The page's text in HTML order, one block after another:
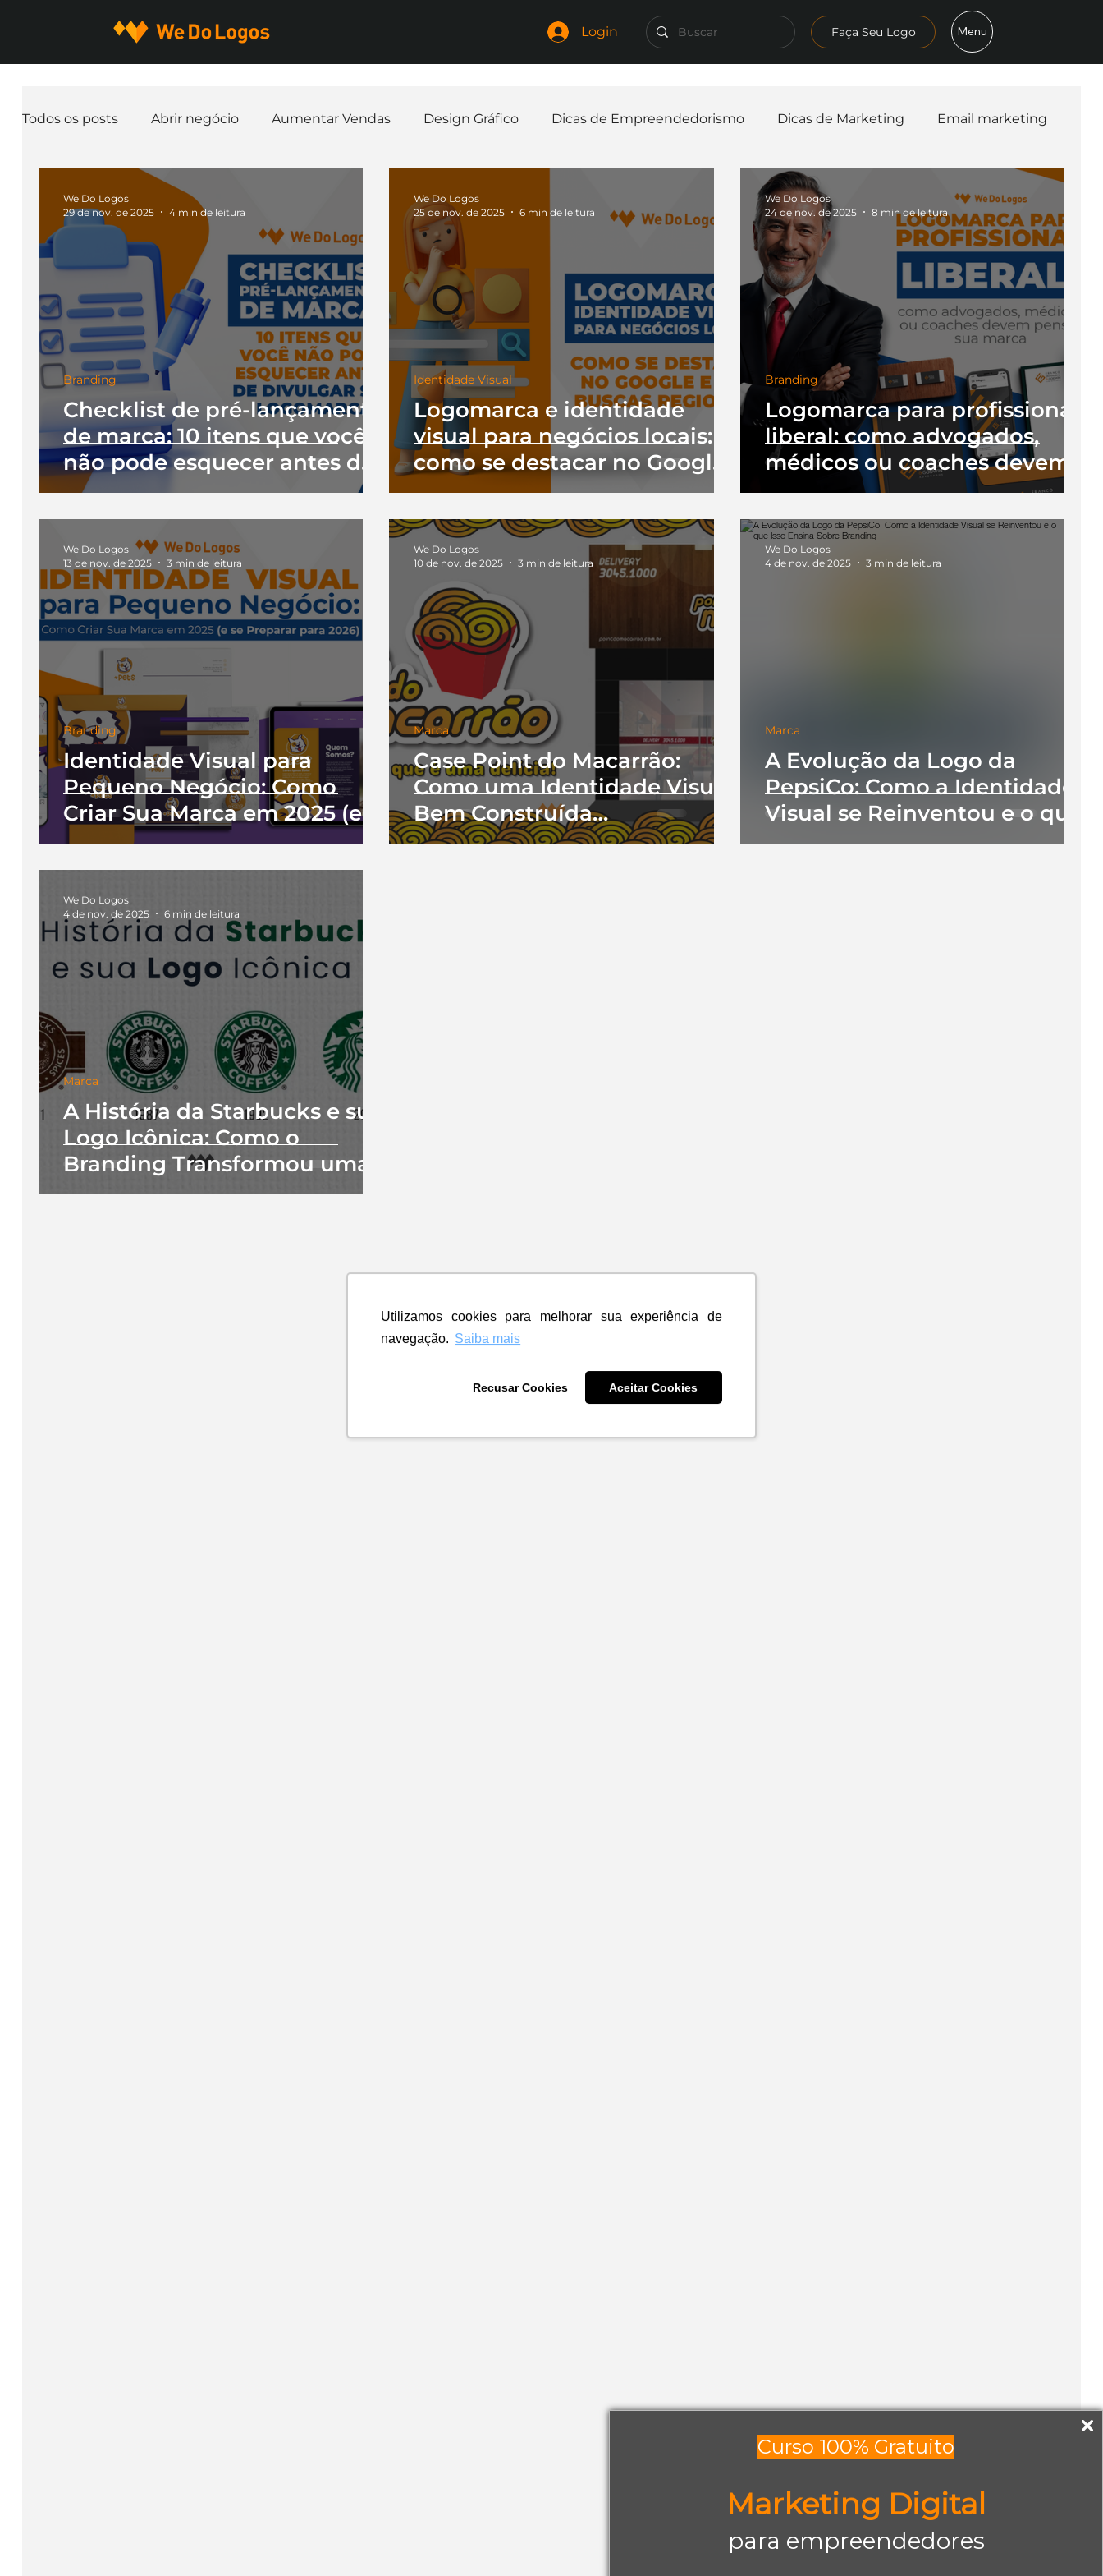
Curso 100% Gratuito
Marketing Digital
para empreendedores
Utilizamos cookies para melhorar sua experiência de
navegação. Saiba mais
Recusar Cookies Aceitar Cookies
Login Faça Seu Logo Menu
Todos os posts Abrir negócio Aumentar Vendas Design Gráfico Dicas de Empreendedorismo Dicas de Marketing Email marketing
Expandir negócio Logo
Mascotes Slogan Papelaria Curiosidades Inteligência Artificial Embalagens
nome de empresa Branding
Checklist de pré-lançamento
de marca: 10 itens que você
não pode esquecer antes de
divulgar sua logomarca
Branding
We Do Logos
29 de nov. de 2025
4 min de leitura
Logomarca e identidade
visual para negócios locais:
como se destacar no Google
e nas buscas regionais
Identidade Visual
We Do Logos
25 de nov. de 2025
6 min de leitura
Logomarca para profissional
liberal: como advogados,
médicos ou coaches devem
pensar sua marca
Branding
We Do Logos
24 de nov. de 2025
8 min de leitura
Identidade Visual para
Pequeno Negócio: Como
Criar Sua Marca em 2025 (e
se Preparar para 2026)
Branding
We Do Logos
13 de nov. de 2025
3 min de leitura
Case Point do Macarrão:
Como uma Identidade Visual
Bem Construída
Transformou um Restaurante
Marca
We Do Logos
10 de nov. de 2025
3 min de leitura
A Evolução da Logo da
PepsiCo: Como a Identidade
Visual se Reinventou e o que
Isso Ensina Sobre Branding
Marca
We Do Logos
4 de nov. de 2025
3 min de leitura
A História da Starbucks e sua
Logo Icônica: Como o
Branding Transformou uma
Cafeteria em uma Marca
Marca
We Do Logos
4 de nov. de 2025
6 min de leitura